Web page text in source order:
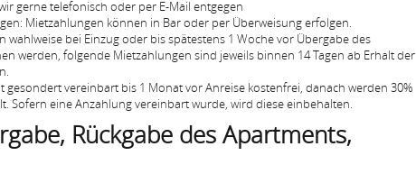
gerne telefonisch oder per E-Mail entgegen
Mietzahlungen können in Bar oder per Überweisung erfolgen.
wahlweise bei Einzug oder bis spätestens 1 Woche vor Übergabe des
werden, folgende Mietzahlungen sind jeweils binnen 14 Tagen ab Erhalt der
gesondert vereinbart bis 1 Monat vor Anreise kostenfrei, danach werden 30%
Sofern eine Anzahlung vereinbart wurde, wird diese einbehalten.
Rückgabe des Apartments,